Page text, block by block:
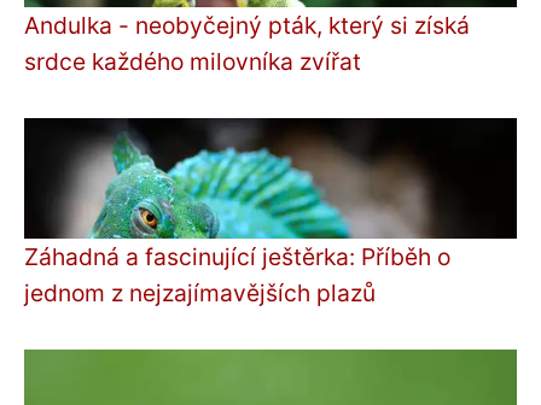
Andulka - neobyčejný pták, který si získá
srdce každého milovníka zvířat
Záhadná a fascinující ještěrka: Příběh o
jednom z nejzajímavějších plazů